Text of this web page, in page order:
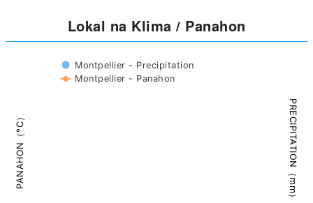
Lokal na Klima / Panahon
PANAHON（°C） PRECIPITATION（mm）
Montpellier - Precipitation
Montpellier - Panahon